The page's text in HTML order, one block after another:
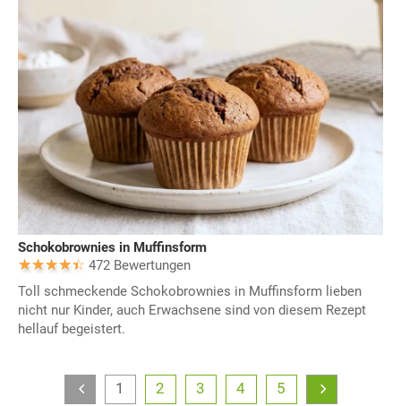
Schokobrownies in Muffinsform
472 Bewertungen
Toll schmeckende Schokobrownies in Muffinsform lieben
nicht nur Kinder, auch Erwachsene sind von diesem Rezept
hellauf begeistert.
1 2 3 4 5